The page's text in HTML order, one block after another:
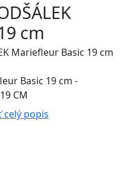
cm
Basic 19 cm -
CM
celý popis